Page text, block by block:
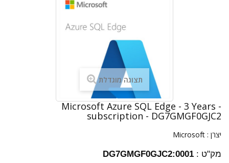
תצוגה מוגדלת
Microsoft Azure SQL Edge - 3 Years -
subscription - DG7GMGF0GJC2
יצרן : Microsoft
מק"ט : DG7GMGF0GJC2:0001